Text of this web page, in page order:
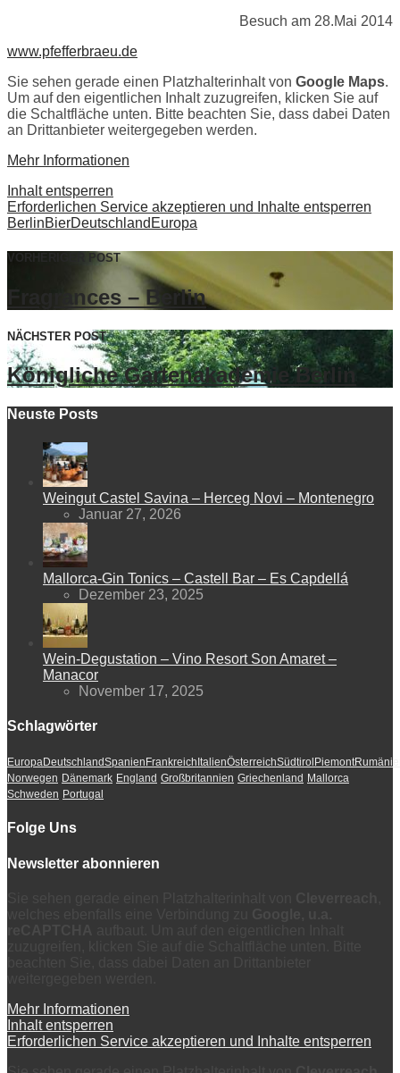
Besuch am 28.Mai 2014
www.pfefferbraeu.de
Sie sehen gerade einen Platzhalterinhalt von Google Maps.
Um auf den eigentlichen Inhalt zuzugreifen, klicken Sie auf
die Schaltfläche unten. Bitte beachten Sie, dass dabei Daten
an Drittanbieter weitergegeben werden.
Mehr Informationen
Inhalt entsperren
Erforderlichen Service akzeptieren und Inhalte entsperren
BerlinBierDeutschland Europa
VORHERIGER POST
Fragrances – Berlin
NÄCHSTER POST
Königliche Gartenakademie Berlin
Neuste Posts
Weingut Castel Savina – Herceg Novi – Montenegro
Januar 27, 2026
Mallorca-Gin Tonics – Castell Bar – Es Capdellá
Dezember 23, 2025
Wein-Degustation – Vino Resort Son Amaret –
Manacor
November 17, 2025
Schlagwörter
EuropaDeutschlandSpanien Frankreich ItalienÖsterreichSüdtirol Piemont
Norwegen Dänemark England Großbritannien Griechenland Mallorca
Schweden Portugal
Folge Uns
Newsletter abonnieren
Mehr Informationen
Inhalt entsperren
Erforderlichen Service akzeptieren und Inhalte entsperren